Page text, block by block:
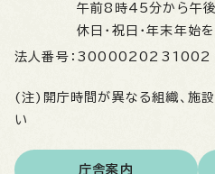
午前8時45分から午
休日・祝日・年末年始を
法人番号： 3000020231002
(注)開庁時間が異なる組織、施
い
庁舎案内